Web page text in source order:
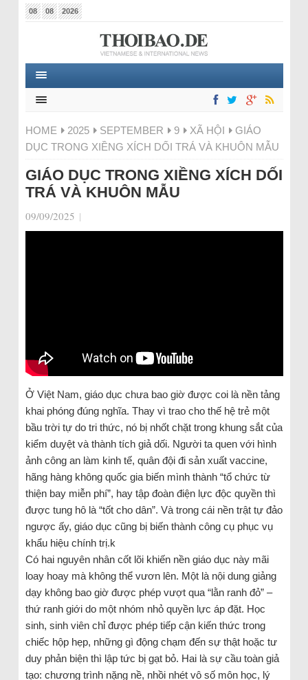
08 08 2026
HOME 2025 SEPTEMBER 9 XÃ HỘI
GIÁO
DỤC TRONG XIỀNG XÍCH DỐI TRÁ VÀ KHUÔN MẪU
GIÁO DỤC TRONG XIỀNG XÍCH DỐI
TRÁ VÀ KHUÔN MẪU
09/09/2025 |
Ở Việt Nam, giáo dục chưa bao giờ được coi là nền tảng
khai phóng đúng nghĩa. Thay vì trao cho thế hệ trẻ một
bầu trời tự do tri thức, nó bị nhốt chặt trong khung sắt của
kiểm duyệt và thành tích giả dối. Người ta quen với hình
ảnh công an làm kinh tế, quân đội đi sản xuất vaccine,
hãng hàng không quốc gia biến mình thành “tổ chức từ
thiện bay miễn phí”, hay tập đoàn điện lực độc quyền thì
được tung hô là “tốt cho dân”. Và trong cái nền trật tự đảo
ngược ấy, giáo dục cũng bị biến thành công cụ phục vụ
khẩu hiệu chính trị.k
Có hai nguyên nhân cốt lõi khiến nền giáo dục này mãi
loay hoay mà không thể vươn lên. Một là nội dung giảng
dạy không bao giờ được phép vượt qua “lằn ranh đỏ” –
thứ ranh giới do một nhóm nhỏ quyền lực áp đặt. Học
sinh, sinh viên chỉ được phép tiếp cận kiến thức trong
chiếc hộp hẹp, những gì động chạm đến sự thật hoặc tư
duy phản biện thì lập tức bị gạt bỏ. Hai là sự cầu toàn giả
tạo: chương trình nặng nề, nhồi nhét vô số môn học, lý